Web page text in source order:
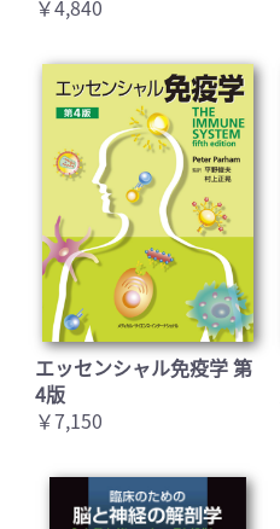
お買い物を続ける
￥4,840
エッセンシャル免疫学 第
4版
￥7,150